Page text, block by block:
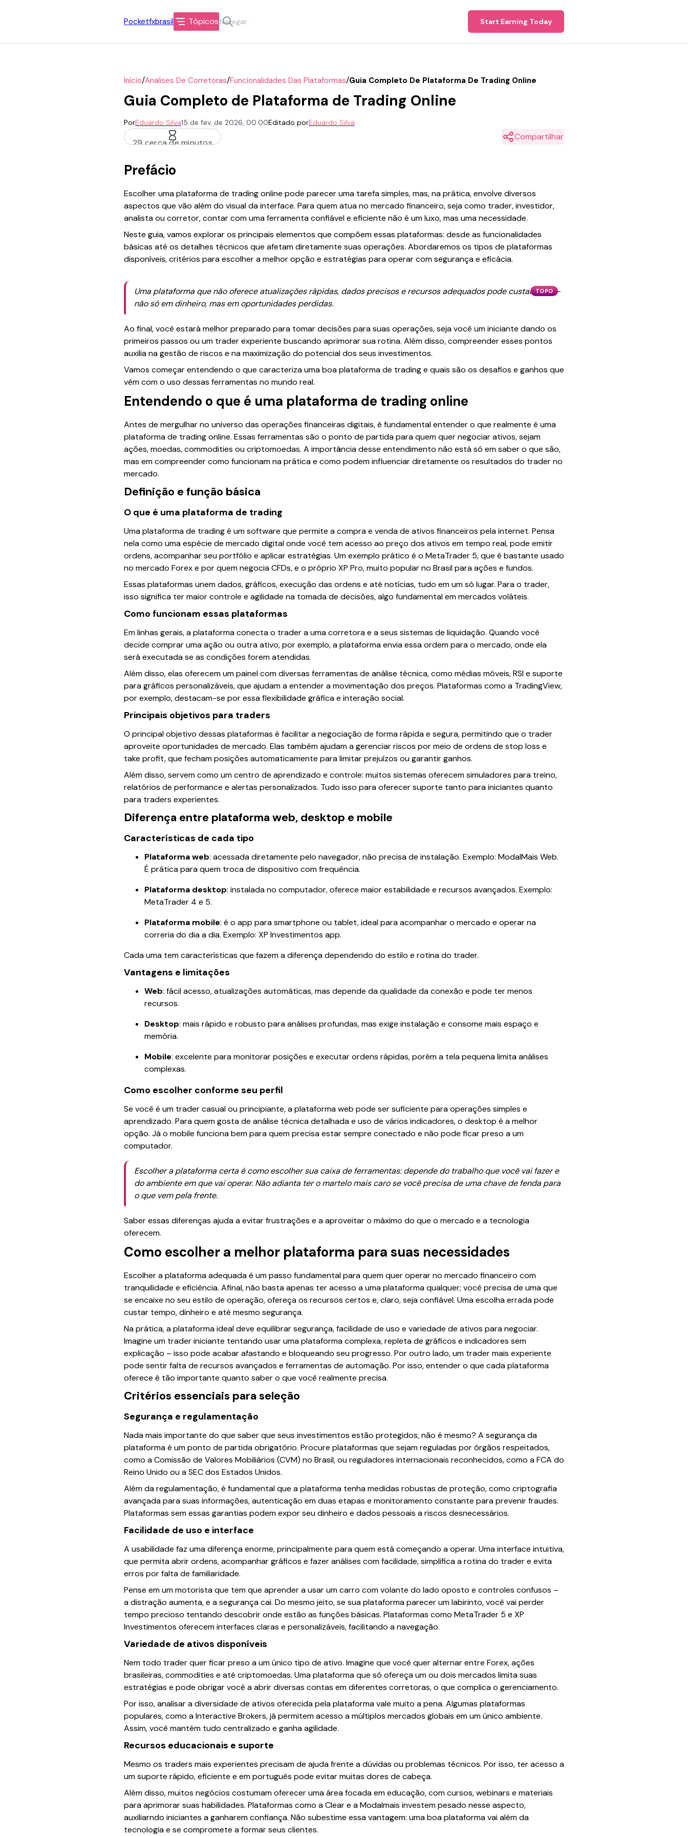
Pocketfxbrasil Tópicos Start Earning Today
Início/Analises De Corretoras/Funcionalidades Das Plataformas/Guia Completo De Plataforma De Trading Online
Guia Completo de Plataforma de Trading Online
PorEduardo Silva15 de fev. de 2026, 00:00Editado porEduardo Silva
29 cerca de minutos
Compartilhar
Prefácio
Escolher uma plataforma de trading online pode parecer uma tarefa simples, mas, na prática, envolve diversos
aspectos que vão além do visual da interface. Para quem atua no mercado financeiro, seja como trader, investidor,
analista ou corretor, contar com uma ferramenta confiável e eficiente não é um luxo, mas uma necessidade.
Neste guia, vamos explorar os principais elementos que compõem essas plataformas: desde as funcionalidades
básicas até os detalhes técnicos que afetam diretamente suas operações. Abordaremos os tipos de plataformas
disponíveis, critérios para escolher a melhor opção e estratégias para operar com segurança e eficácia.
TOPO
Uma plataforma que não oferece atualizações rápidas, dados precisos e recursos adequados pode custar caro —
não só em dinheiro, mas em oportunidades perdidas.
Ao final, você estará melhor preparado para tomar decisões para suas operações, seja você um iniciante dando os
primeiros passos ou um trader experiente buscando aprimorar sua rotina. Além disso, compreender esses pontos
auxilia na gestão de riscos e na maximização do potencial dos seus investimentos.
Vamos começar entendendo o que caracteriza uma boa plataforma de trading e quais são os desafios e ganhos que
vêm com o uso dessas ferramentas no mundo real.
Entendendo o que é uma plataforma de trading online
Antes de mergulhar no universo das operações financeiras digitais, é fundamental entender o que realmente é uma
plataforma de trading online. Essas ferramentas são o ponto de partida para quem quer negociar ativos, sejam
ações, moedas, commodities ou criptomoedas. A importância desse entendimento não está só em saber o que são,
mas em compreender como funcionam na prática e como podem influenciar diretamente os resultados do trader no
mercado.
Definição e função básica
O que é uma plataforma de trading
Uma plataforma de trading é um software que permite a compra e venda de ativos financeiros pela internet. Pensa
nela como uma espécie de mercado digital onde você tem acesso ao preço dos ativos em tempo real, pode emitir
ordens, acompanhar seu portfólio e aplicar estratégias. Um exemplo prático é o MetaTrader 5, que é bastante usado
no mercado Forex e por quem negocia CFDs, e o próprio XP Pro, muito popular no Brasil para ações e fundos.
Essas plataformas unem dados, gráficos, execução das ordens e até notícias, tudo em um só lugar. Para o trader,
isso significa ter maior controle e agilidade na tomada de decisões, algo fundamental em mercados voláteis.
Como funcionam essas plataformas
Em linhas gerais, a plataforma conecta o trader a uma corretora e a seus sistemas de liquidação. Quando você
decide comprar uma ação ou outra ativo, por exemplo, a plataforma envia essa ordem para o mercado, onde ela
será executada se as condições forem atendidas.
Além disso, elas oferecem um painel com diversas ferramentas de análise técnica, como médias móveis, RSI e suporte
para gráficos personalizáveis, que ajudam a entender a movimentação dos preços. Plataformas como a TradingView,
por exemplo, destacam-se por essa flexibilidade gráfica e interação social.
Principais objetivos para traders
O principal objetivo dessas plataformas é facilitar a negociação de forma rápida e segura, permitindo que o trader
aproveite oportunidades de mercado. Elas também ajudam a gerenciar riscos por meio de ordens de stop loss e
take profit, que fecham posições automaticamente para limitar prejuízos ou garantir ganhos.
Além disso, servem como um centro de aprendizado e controle: muitos sistemas oferecem simuladores para treino,
relatórios de performance e alertas personalizados. Tudo isso para oferecer suporte tanto para iniciantes quanto
para traders experientes.
Diferença entre plataforma web, desktop e mobile
Características de cada tipo
Plataforma web: acessada diretamente pelo navegador, não precisa de instalação. Exemplo: ModalMais Web.
É prática para quem troca de dispositivo com frequência.
Plataforma desktop: instalada no computador, oferece maior estabilidade e recursos avançados. Exemplo:
MetaTrader 4 e 5.
Plataforma mobile: é o app para smartphone ou tablet, ideal para acompanhar o mercado e operar na
correria do dia a dia. Exemplo: XP Investimentos app.
Cada uma tem características que fazem a diferença dependendo do estilo e rotina do trader.
Vantagens e limitações
Web: fácil acesso, atualizações automáticas, mas depende da qualidade da conexão e pode ter menos
recursos.
Desktop: mais rápido e robusto para análises profundas, mas exige instalação e consome mais espaço e
memória.
Mobile: excelente para monitorar posições e executar ordens rápidas, porém a tela pequena limita análises
complexas.
Como escolher conforme seu perfil
Se você é um trader casual ou principiante, a plataforma web pode ser suficiente para operações simples e
aprendizado. Para quem gosta de análise técnica detalhada e uso de vários indicadores, o desktop é a melhor
opção. Já o mobile funciona bem para quem precisa estar sempre conectado e não pode ficar preso a um
computador.
Escolher a plataforma certa é como escolher sua caixa de ferramentas: depende do trabalho que você vai fazer e
do ambiente em que vai operar. Não adianta ter o martelo mais caro se você precisa de uma chave de fenda para
o que vem pela frente.
Saber essas diferenças ajuda a evitar frustrações e a aproveitar o máximo do que o mercado e a tecnologia
oferecem.
Como escolher a melhor plataforma para suas necessidades
Escolher a plataforma adequada é um passo fundamental para quem quer operar no mercado financeiro com
tranquilidade e eficiência. Afinal, não basta apenas ter acesso a uma plataforma qualquer; você precisa de uma que
se encaixe no seu estilo de operação, ofereça os recursos certos e, claro, seja confiável. Uma escolha errada pode
custar tempo, dinheiro e até mesmo segurança.
Na prática, a plataforma ideal deve equilibrar segurança, facilidade de uso e variedade de ativos para negociar.
Imagine um trader iniciante tentando usar uma plataforma complexa, repleta de gráficos e indicadores sem
explicação – isso pode acabar afastando e bloqueando seu progresso. Por outro lado, um trader mais experiente
pode sentir falta de recursos avançados e ferramentas de automação. Por isso, entender o que cada plataforma
oferece é tão importante quanto saber o que você realmente precisa.
Critérios essenciais para seleção
Segurança e regulamentação
Nada mais importante do que saber que seus investimentos estão protegidos, não é mesmo? A segurança da
plataforma é um ponto de partida obrigatório. Procure plataformas que sejam reguladas por órgãos respeitados,
como a Comissão de Valores Mobiliários (CVM) no Brasil, ou reguladores internacionais reconhecidos, como a FCA do
Reino Unido ou a SEC dos Estados Unidos.
Além da regulamentação, é fundamental que a plataforma tenha medidas robustas de proteção, como criptografia
avançada para suas informações, autenticação em duas etapas e monitoramento constante para prevenir fraudes.
Plataformas sem essas garantias podem expor seu dinheiro e dados pessoais a riscos desnecessários.
Facilidade de uso e interface
A usabilidade faz uma diferença enorme, principalmente para quem está começando a operar. Uma interface intuitiva,
que permita abrir ordens, acompanhar gráficos e fazer análises com facilidade, simplifica a rotina do trader e evita
erros por falta de familiaridade.
Pense em um motorista que tem que aprender a usar um carro com volante do lado oposto e controles confusos –
a distração aumenta, e a segurança cai. Do mesmo jeito, se sua plataforma parecer um labirinto, você vai perder
tempo precioso tentando descobrir onde estão as funções básicas. Plataformas como MetaTrader 5 e XP
Investimentos oferecem interfaces claras e personalizáveis, facilitando a navegação.
Variedade de ativos disponíveis
Nem todo trader quer ficar preso a um único tipo de ativo. Imagine que você quer alternar entre Forex, ações
brasileiras, commodities e até criptomoedas. Uma plataforma que só ofereça um ou dois mercados limita suas
estratégias e pode obrigar você a abrir diversas contas em diferentes corretoras, o que complica o gerenciamento.
Por isso, analisar a diversidade de ativos oferecida pela plataforma vale muito a pena. Algumas plataformas
populares, como a Interactive Brokers, já permitem acesso a múltiplos mercados globais em um único ambiente.
Assim, você mantém tudo centralizado e ganha agilidade.
Recursos educacionais e suporte
Mesmo os traders mais experientes precisam de ajuda frente a dúvidas ou problemas técnicos. Por isso, ter acesso a
um suporte rápido, eficiente e em português pode evitar muitas dores de cabeça.
Além disso, muitos negócios costumam oferecer uma área focada em educação, com cursos, webinars e materiais
para aprimorar suas habilidades. Plataformas como a Clear e a Modalmais investem pesado nesse aspecto,
auxiliarndo iniciantes a ganharem confiança. Não subestime essa vantagem: uma boa plataforma vai além da
tecnologia e se compromete a formar seus clientes.